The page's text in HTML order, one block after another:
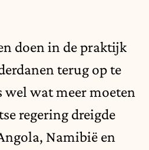
doen in de praktijk
terug op te
wel wat meer moeten
regering dreigde
Namibië en